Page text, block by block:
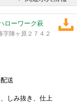
ローワーク萩
陣ヶ原２７４２
送
しみ抜き、仕上